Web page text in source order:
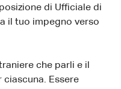
di Ufficiale di
il tuo impegno verso
che parli e il
Essere